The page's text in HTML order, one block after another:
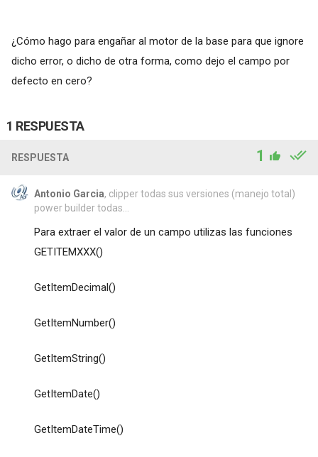
¿Cómo hago para engañar al motor de la base para que ignore
dicho error, o dicho de otra forma, como dejo el campo por
defecto en cero?
1 RESPUESTA
RESPUESTA 1
Antonio Garcia, clipper todas sus versiones (manejo total)
power builder todas...
Para extraer el valor de un campo utilizas las funciones
GETITEMXXX()
GetItemDecimal()
GetItemNumber()
GetItemString()
GetItemDate()
GetItemDateTime()